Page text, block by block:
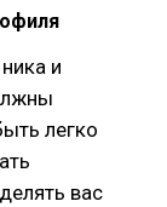
и
легко
вас